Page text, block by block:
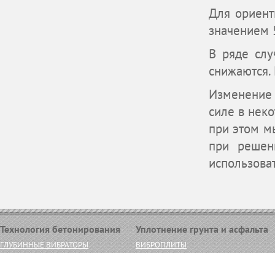
Для
значением
В ряде
силе в
при этом
при
Технология бетонирования
ГЛУБИННЫЕ ВИБРАТОРЫ
Уплотнение грунта и асфальта
ВИБРОПЛИТЫ